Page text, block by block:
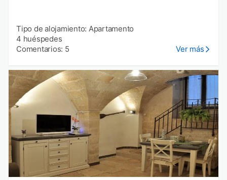
Tipo de alojamiento: Apartamento
4 huéspedes
Comentarios: 5
Ver más